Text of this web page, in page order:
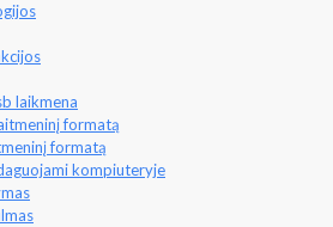
laikmena
formatą
formatą
kompiuteryje